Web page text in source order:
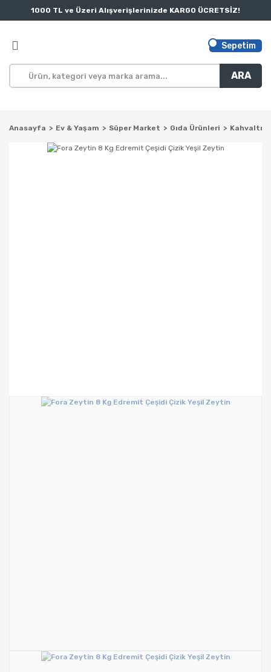
1000 TL ve Üzeri Alışverişlerinizde KARGO ÜCRETSİZ!
ARA
Sepetim
Anasayfa Ev & Yaşam Süper Market Gıda Ürünleri